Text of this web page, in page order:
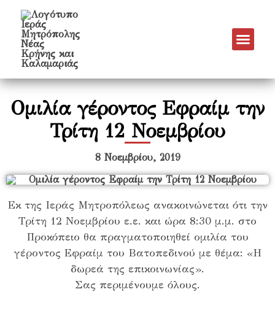
Ομιλία γέροντος Εφραίμ την
Τρίτη 12 Νοεμβρίου
8 Νοεμβρίου, 2019
Εκ της Ιεράς Μητροπόλεως ανακοινώνεται ότι την
Τρίτη 12 Νοεμβρίου ε.ε. και ώρα 8:30 μ.μ. στο
Προκόπειο θα πραγματοποιηθεί ομιλία του
γέροντος Εφραίμ του Βατοπεδινού με θέμα: «Η
δωρεά της επικοινωνίας».
Σας περιμένουμε όλους.